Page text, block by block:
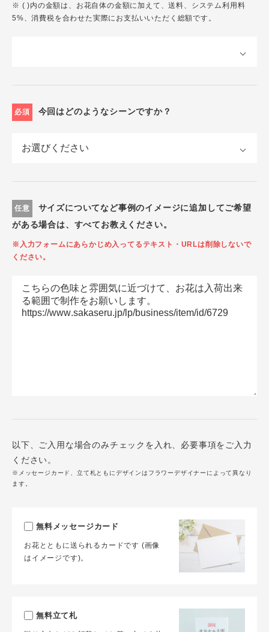
※ ( )内の金額は、お花自体の金額に加えて、送料、システム利用料
5%、消費税を合わせた実際にお支払いいただく総額です。
必須 今回はどのようなシーンですか？
任意
サイズについてなど事例のイメージに追加してご希望
がある場合は、すべてお教えください。
※入力フォームにあらかじめ入ってるテキスト・URLは削除しないで
ください。
以下、ご入用な場合のみチェックを入れ、必要事項をご入力
ください。
※メッセージカード、立て札ともにデザインはフラワーデザイナーによって異なり
ます。
無料メッセージカード
お花とともに送られるカードです (画像
はイメージです)。
無料立て札